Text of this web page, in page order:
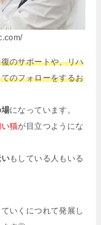
のサポートや、リハ
のフォローをするお
になっています。
猫が目立つようにな
もしている人もいる
いくにつれて発展し